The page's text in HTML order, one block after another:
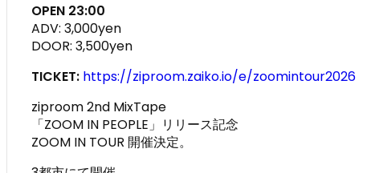
OPEN 23:00
ADV: 3,000yen
DOOR: 3,500yen
TICKET: https://ziproom.zaiko.io/e/zoomintour2026
ziproom 2nd MixTape
「ZOOM IN PEOPLE」リリース記念
ZOOM IN TOUR 開催決定。